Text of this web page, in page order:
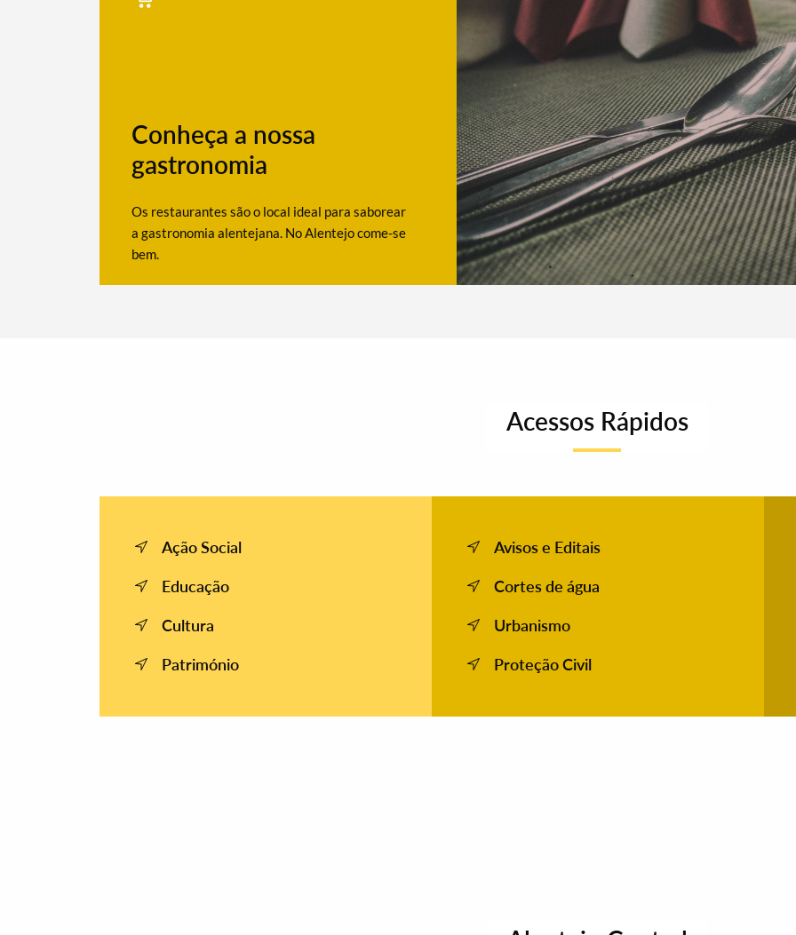
Conheça a nossa
gastronomia
Os restaurantes são o local ideal para saborear
a gastronomia alentejana. No Alentejo come-se
bem.
Acessos Rápidos
Ação Social
Educação
Cultura
Património
Avisos e Editais
Cortes de água
Urbanismo
Proteção Civil